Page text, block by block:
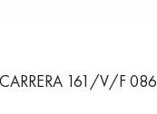
161/V/F 086